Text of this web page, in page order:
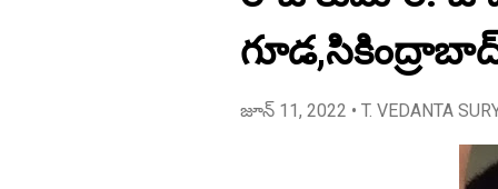
జూన్ 11, 2022 • T. VEDANTA